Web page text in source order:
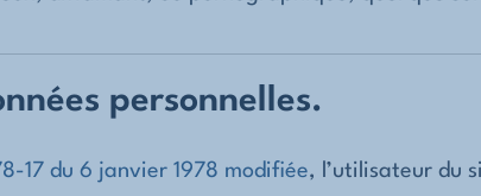
personnelles.
17 du 6 janvier 1978 modifiée, l’utilisateur du